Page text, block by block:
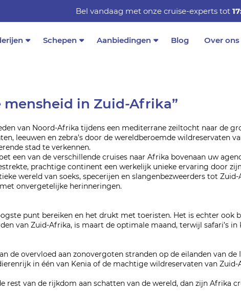
Bel vandaag met onze cruise-experts tot
Schepen Aanbiedingen Blog Over ons
mensheid in Zuid-Afrika”
van Noord-Afrika tijdens een mediterrane zeiltocht naar de
leeuwen en zebra’s door de wereldberoemde wildreservaten
stad te verkennen.
een van de verschillende cruises naar Afrika bovenaan uw
prachtige continent een werkelijk unieke ervaring door
wereld van soeks, specerijen en slangenbezweerders tot
onvergetelijke herinneringen.
punt bereiken en het drukt met toeristen. Het is echter ook
van Zuid-Afrika, is maart de optimale maand, terwijl safari’s in
de overvloed aan zonovergoten stranden op de eilanden van de
in één van Kenia of de machtige wildreservaten van
van de rijkdom aan schatten van de wereld, dan zijn Afrika